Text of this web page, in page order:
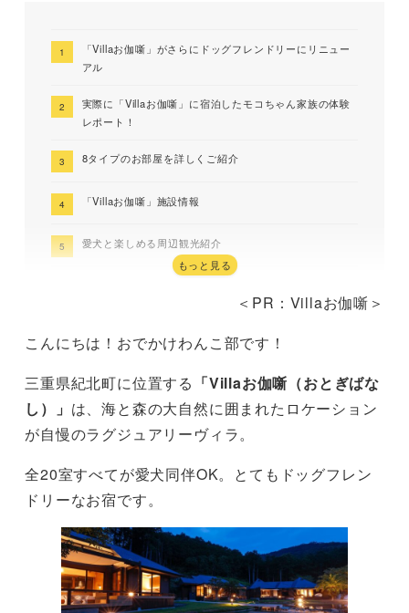
「Villaお伽噺」がさらにドッグフレンドリーにリニュー
アル
実際に「Villaお伽噺」に宿泊したモコちゃん家族の体験
レポート！
8タイプのお部屋を詳しくご紹介
「Villaお伽噺」施設情報
愛犬と楽しめる周辺観光紹介
もっと見る
＜PR：Villaお伽噺＞
こんにちは！おでかけわんこ部です！
三重県紀北町に位置する 「Villaお伽噺（おとぎばな
し）」 は、海と森の大自然に囲まれたロケーション
が自慢のラグジュアリーヴィラ。
全20室すべてが愛犬同伴OK。とてもドッグフレン
ドリーなお宿です。